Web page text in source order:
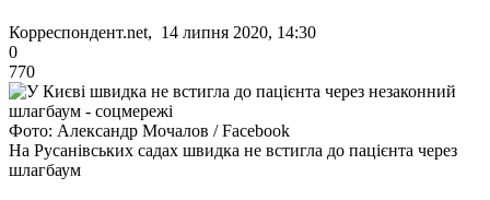
Корреспондент.net, 14 липня 2020, 14:30
0
770
Фото: Александр Мочалов / Facebook
На Русанівських садах швидка не встигла до пацієнта через
шлагбаум